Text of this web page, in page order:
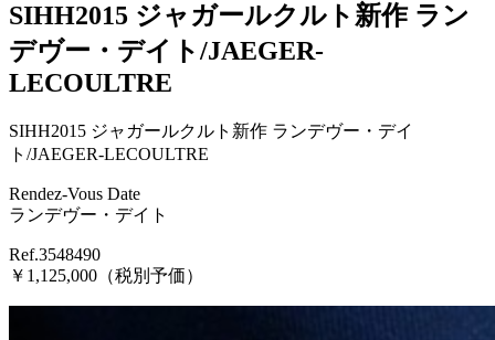
SIHH2015 ジャガールクルト新作 ラン
デヴー・デイト/JAEGER-
LECOULTRE
SIHH2015 ジャガールクルト新作 ランデヴー・デイ
ト/JAEGER-LECOULTRE
Rendez-Vous Date
ランデヴー・デイト
Ref.3548490
￥1,125,000（税別予価）